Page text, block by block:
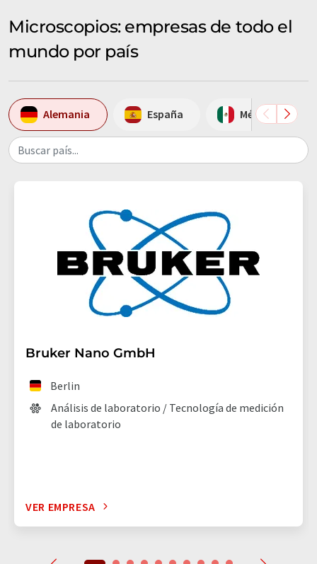
Microscopios: empresas de todo el
mundo por país
Alemania España México
Buscar país...
Bruker Nano GmbH
Berlin
Análisis de laboratorio / Tecnología de medición
de laboratorio
VER EMPRESA